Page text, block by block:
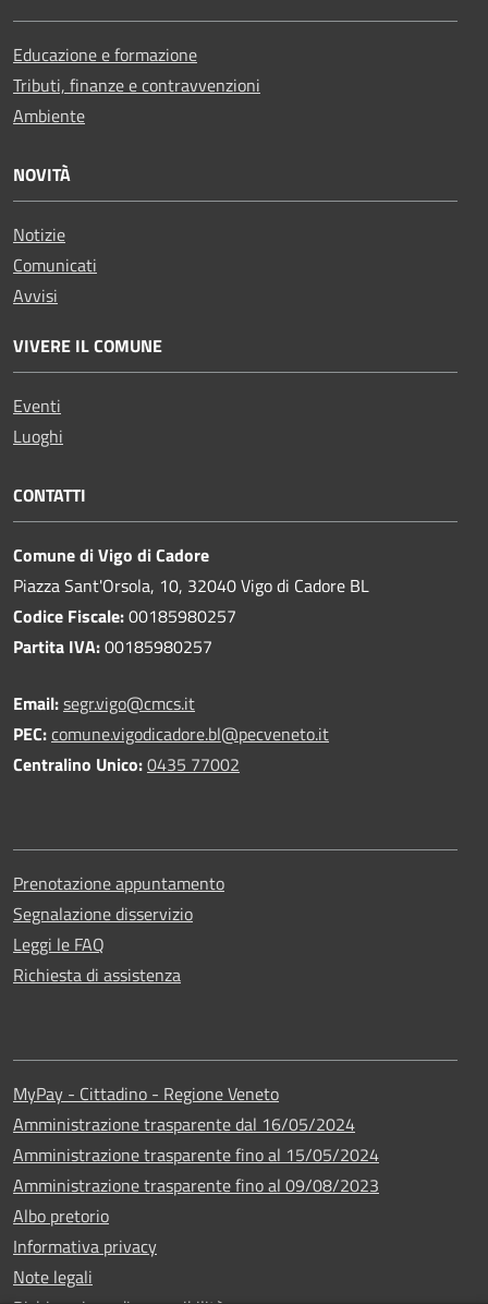
Educazione e formazione
Tributi, finanze e contravvenzioni
Ambiente
NOVITÀ
Notizie
Comunicati
Avvisi
VIVERE IL COMUNE
Eventi
Luoghi
CONTATTI
Comune di Vigo di Cadore
Piazza Sant'Orsola, 10, 32040 Vigo di Cadore BL
Codice Fiscale:00185980257
Partita IVA:00185980257
Email:segr.vigo@cmcs.it
PEC:comune.vigodicadore.bl@pecveneto.it
Centralino Unico:0435 77002
Prenotazione appuntamento
Segnalazione disservizio
Leggi le FAQ
Richiesta di assistenza
MyPay - Cittadino - Regione Veneto
Amministrazione trasparente dal 16/05/2024
Amministrazione trasparente fino al 15/05/2024
Amministrazione trasparente fino al 09/08/2023
Albo pretorio
Informativa privacy
Note legali